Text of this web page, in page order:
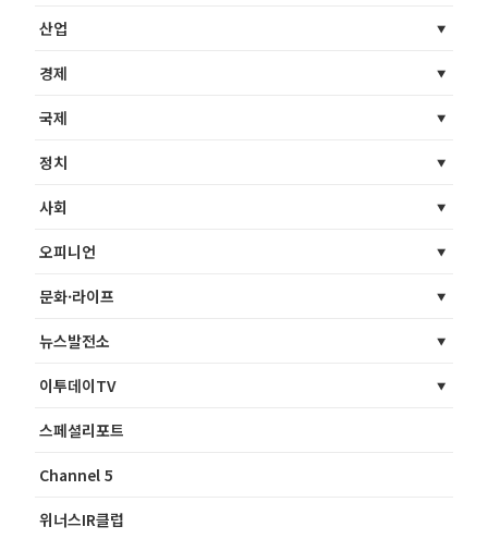
산업
경제
국제
정치
사회
오피니언
문화·라이프
뉴스발전소
이투데이TV
스페셜리포트
Channel 5
위너스IR클럽